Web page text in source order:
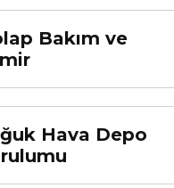
Bakım ve
Hava Depo